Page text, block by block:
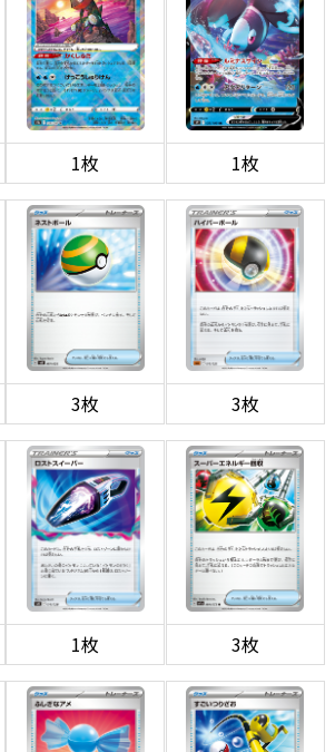
1枚 1枚
3枚 3枚
1枚 3枚